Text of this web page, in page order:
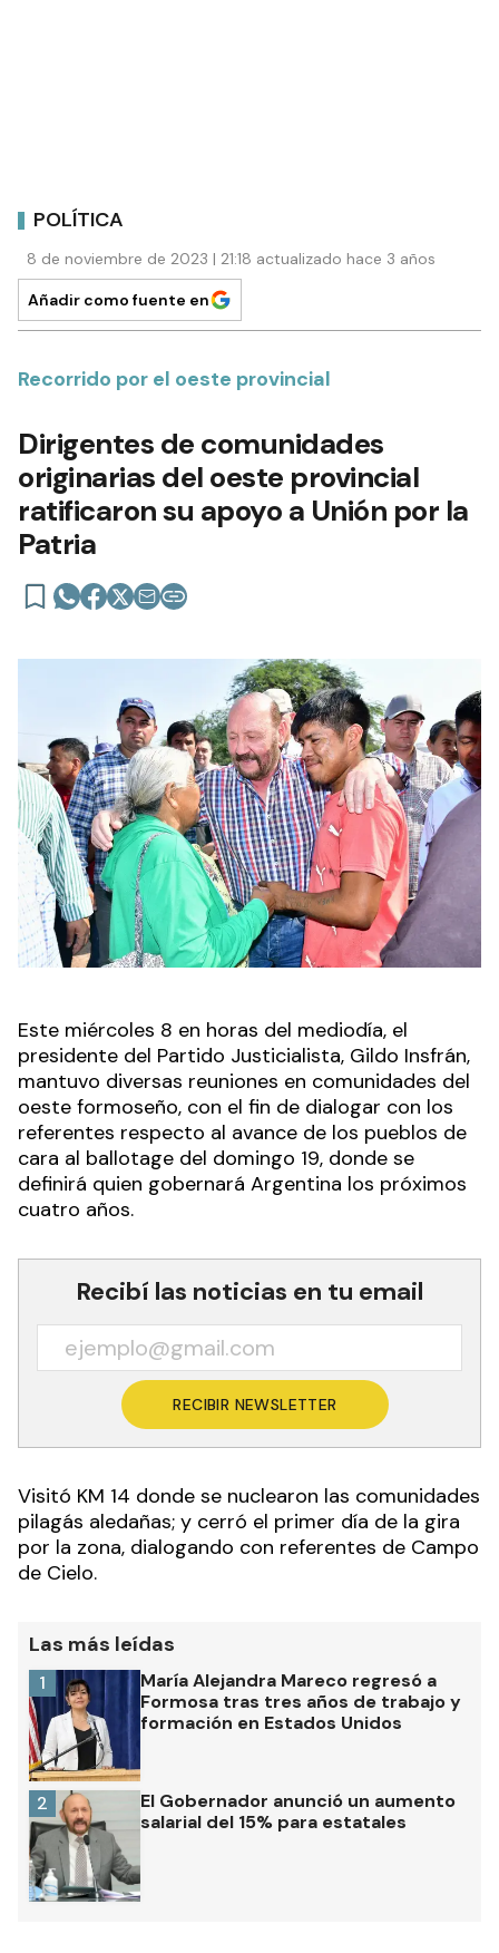
POLÍTICA
8 de noviembre de 2023 | 21:18 actualizado hace 3 años
Añadir como fuente en
Recorrido por el oeste provincial
Dirigentes de comunidades
originarias del oeste provincial
ratificaron su apoyo a Unión por la
Patria
Este miércoles 8 en horas del mediodía, el
presidente del Partido Justicialista, Gildo Insfrán,
mantuvo diversas reuniones en comunidades del
oeste formoseño, con el fin de dialogar con los
referentes respecto al avance de los pueblos de
cara al ballotage del domingo 19, donde se
definirá quien gobernará Argentina los próximos
cuatro años.
Recibí las noticias en tu email
RECIBIR NEWSLETTER
Visitó KM 14 donde se nuclearon las comunidades
pilagás aledañas; y cerró el primer día de la gira
por la zona, dialogando con referentes de Campo
de Cielo.
Las más leídas
María Alejandra Mareco regresó a
Formosa tras tres años de trabajo y
formación en Estados Unidos
1
El Gobernador anunció un aumento
salarial del 15% para estatales
2